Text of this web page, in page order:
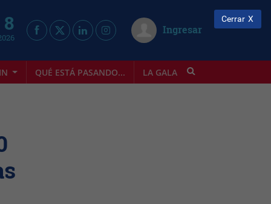
Ingresar
QUÉ ESTÁ PASANDO... LA GALA INFOSTYLE
Cerrar